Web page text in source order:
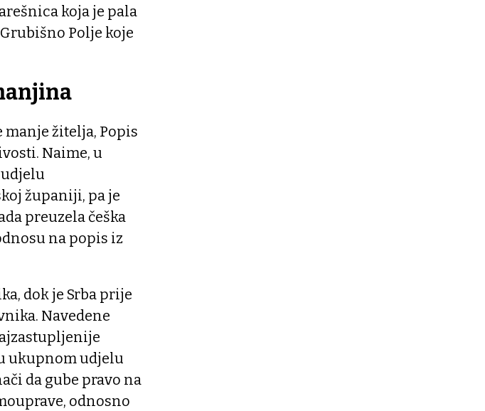
koja je pala
Polje koje
manje žitelja, Popis
Naime, u
županiji, pa je
preuzela češka
na popis iz
dok je Srba prije
Navedene
ukupnom udjelu
da gube pravo na
odnosno